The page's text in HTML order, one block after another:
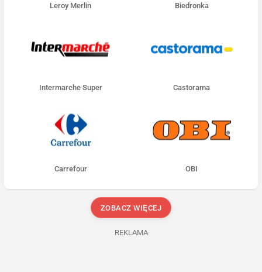
Leroy Merlin Biedronka
Intermarche Super Castorama
Carrefour OBI
ZOBACZ WIĘCEJ
REKLAMA